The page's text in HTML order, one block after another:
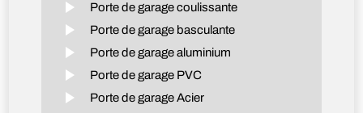
Porte de garage coulissante
Porte de garage basculante
Porte de garage aluminium
Porte de garage PVC
Porte de garage Acier